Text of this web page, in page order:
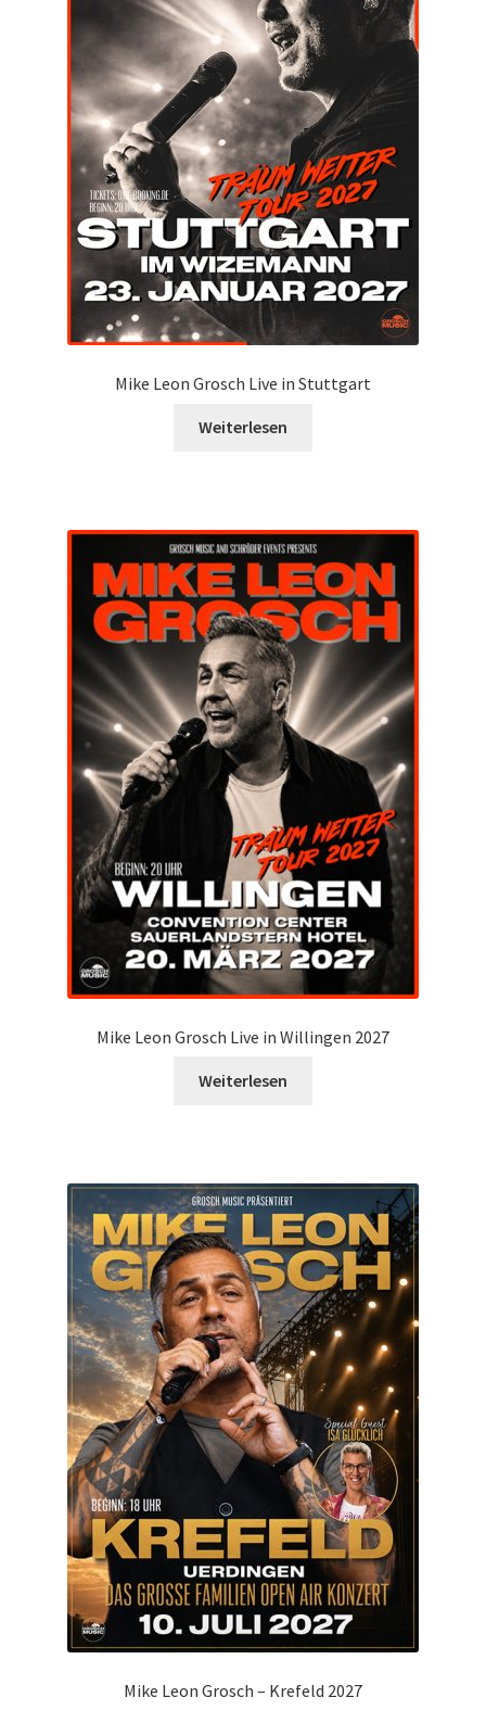
Mike Leon Grosch Live in Stuttgart
Weiterlesen
Mike Leon Grosch Live in Willingen 2027
Weiterlesen
Mike Leon Grosch – Krefeld 2027